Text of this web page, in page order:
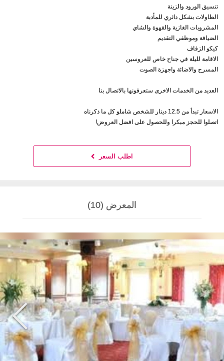
تنسيق الورود والزينة
الطاولات بشكل دائري للمأدبة
المشروبات الغازية والقهوة والشاي
الضيافة وموظفي التقديم
كيكو الزفاف
الاقامة لليلة في جناح خاص للعروسين
المسرح والاضائة واجهزة الصوت
العديد من الخدمات الاخرى ستعرفونها بالاتصال بنا
الاسعار تبدأ من 12.5 دينار للشخص شاملو كل ما ذكرناه
اتصلوا للحجز مبكرا وللحصول على افضل العروض!
اطلب السعر
المعرض (10)